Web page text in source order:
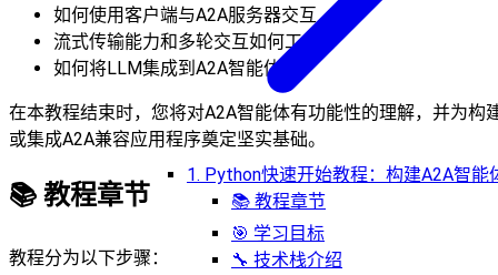
1. Python快速开始教程：构建A2A智能
📚 教程章节
🎯 学习目标
🔧 技术栈介绍
如何使用客户端与A2A服务器交互
流式传输能力和多轮交互如何工作
如何将LLM集成到A2A智能体中
在本教程结束时，您将对A2A智能体有功能性的理解，并为构
或集成A2A兼容应用程序奠定坚实基础。
📚 教程章节
教程分为以下步骤：